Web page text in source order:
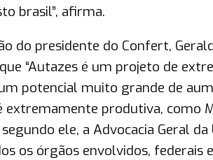
brasil”, afirma.
do presidente do Confert,
“Autazes é um projeto de
potencial muito grande de
produtiva, como
ele, a Advocacia Geral
os órgãos envolvidos, federais